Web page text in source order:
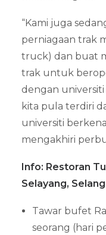
“Kami juga
perniagaan trak
truck) dan buat
trak untuk
dengan
kita pula terdiri
universiti
mengakhiri
Info: Restoran
Selayang,
Tawar bufet
seorang (hari